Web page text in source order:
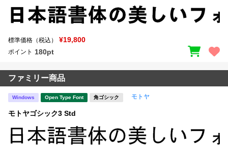
標準価格（税込） ¥19,800
ポイント 180pt
ファミリー商品
Windows Open Type Font 角ゴシック モトヤ
モトヤゴシック3 Std